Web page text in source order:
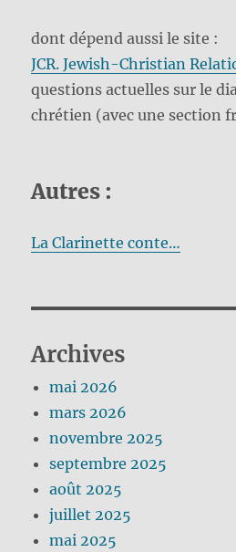
dont dépend aussi le site :
JCR. Jewish-Christian
questions actuelles sur le
chrétien (avec une section
Autres :
La Clarinette conte…
Archives
mai 2026
mars 2026
novembre 2025
septembre 2025
août 2025
juillet 2025
mai 2025